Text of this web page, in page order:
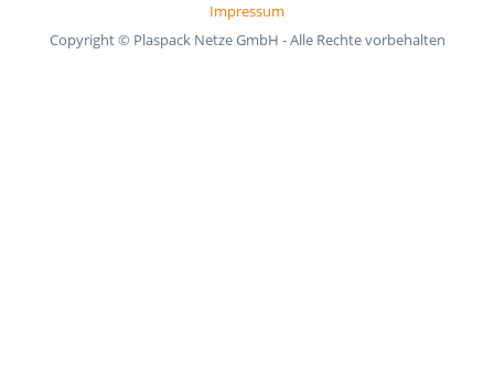
Impressum
Copyright © Plaspack Netze GmbH - Alle Rechte vorbehalten